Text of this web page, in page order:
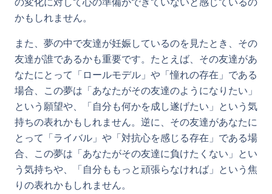
かもしれません。
また、夢の中で友達が妊娠しているのを見たとき、その
友達が誰であるかも重要です。たとえば、その友達があ
なたにとって「ロールモデル」や「憧れの存在」である
場合、この夢は「あなたがその友達のようになりたい」
という願望や、「自分も何かを成し遂げたい」という気
持ちの表れかもしれません。逆に、その友達があなたに
とって「ライバル」や「対抗心を感じる存在」である場
合、この夢は「あなたがその友達に負けたくない」とい
う気持ちや、「自分ももっと頑張らなければ」という焦
りの表れかもしれません。